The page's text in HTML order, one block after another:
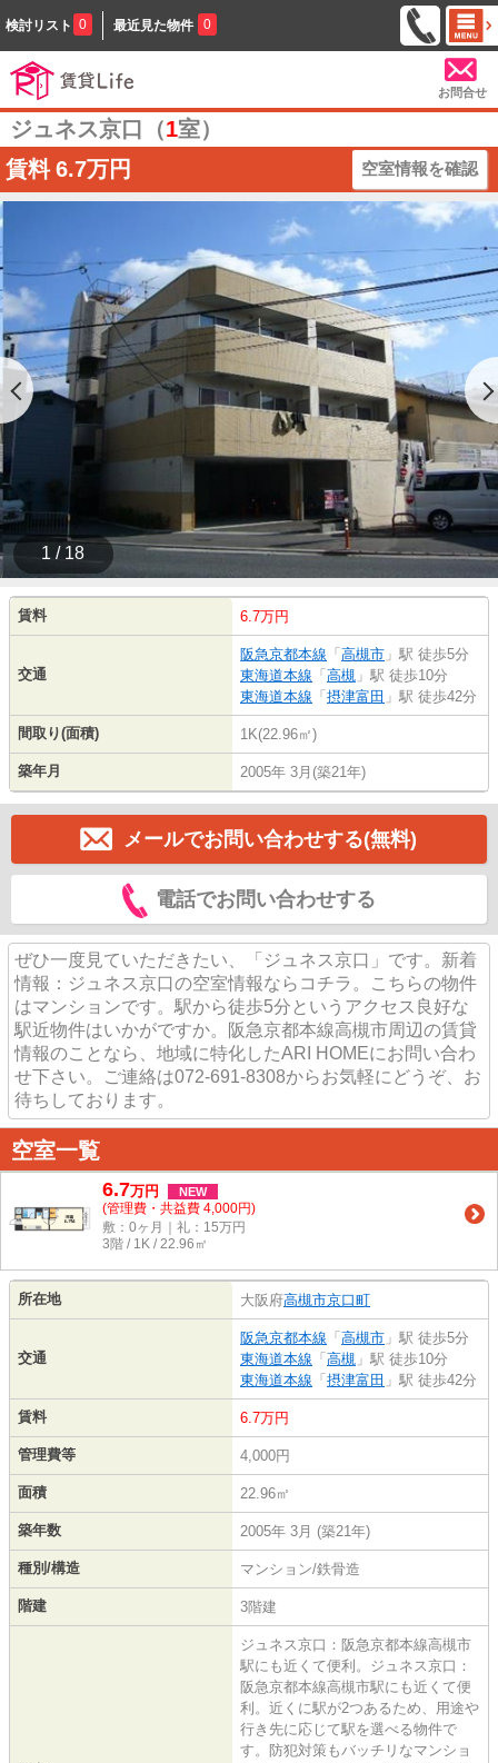
検討リスト 0 最近見た物件 0
お問合せ
ジュネス京口（1室）
賃料 6.7万円 空室情報を確認
1 / 18
賃料 6.7万円
交通
阪急京都本線 「 高槻市 」駅 徒歩5分
東海道本線 「 高槻 」駅 徒歩10分
東海道本線 「 摂津富田 」駅 徒歩42分
間取り(面積) 1K(22.96㎡)
築年月 2005年 3月(築21年)
メールでお問い合わせする(無料)
電話でお問い合わせする
ぜひ一度見ていただきたい、「ジュネス京口」です。新着
情報：ジュネス京口の空室情報ならコチラ。こちらの物件
はマンションです。駅から徒歩5分というアクセス良好な
駅近物件はいかがですか。阪急京都本線高槻市周辺の賃貸
情報のことなら、地域に特化したARI HOMEにお問い合わ
せ下さい。ご連絡は072-691-8308からお気軽にどうぞ、お
待ちしております。
空室一覧
6.7万円 NEW
(管理費・共益費 4,000円)
敷：0ヶ月｜礼：15万円
3階 / 1K / 22.96㎡
所在地 大阪府高槻市京口町
交通
阪急京都本線 「 高槻市 」駅 徒歩5分
東海道本線 「 高槻 」駅 徒歩10分
東海道本線 「 摂津富田 」駅 徒歩42分
賃料 6.7万円
管理費等 4,000円
面積 22.96㎡
築年数 2005年 3月 (築21年)
種別/構造 マンション/鉄骨造
階建 3階建
ジュネス京口：阪急京都本線高槻市
駅にも近くて便利。ジュネス京口：
阪急京都本線高槻市駅にも近くて便
利。近くに駅が2つあるため、用途や
行き先に応じて駅を選べる物件で
す。防犯対策もバッチリなマンショ